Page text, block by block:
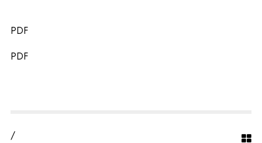
PDF
PDF
/